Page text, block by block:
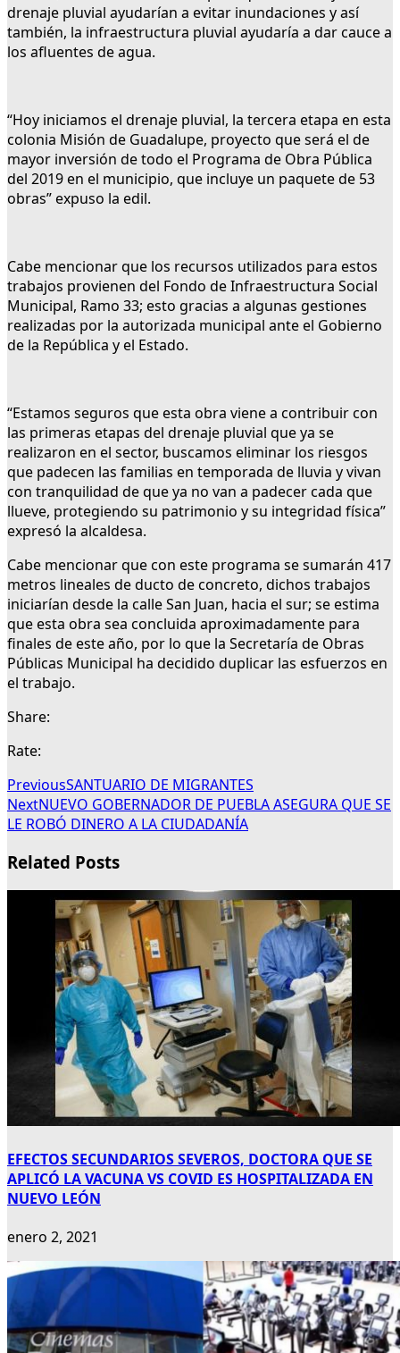
drenaje pluvial ayudarían a evitar inundaciones y así
también, la infraestructura pluvial ayudaría a dar cauce a
los afluentes de agua.
“Hoy iniciamos el drenaje pluvial, la tercera etapa en esta
colonia Misión de Guadalupe, proyecto que será el de
mayor inversión de todo el Programa de Obra Pública
del 2019 en el municipio, que incluye un paquete de 53
obras” expuso la edil.
Cabe mencionar que los recursos utilizados para estos
trabajos provienen del Fondo de Infraestructura Social
Municipal, Ramo 33; esto gracias a algunas gestiones
realizadas por la autorizada municipal ante el Gobierno
de la República y el Estado.
“Estamos seguros que esta obra viene a contribuir con
las primeras etapas del drenaje pluvial que ya se
realizaron en el sector, buscamos eliminar los riesgos
que padecen las familias en temporada de lluvia y vivan
con tranquilidad de que ya no van a padecer cada que
llueve, protegiendo su patrimonio y su integridad física”
expresó la alcaldesa.
Cabe mencionar que con este programa se sumarán 417
metros lineales de ducto de concreto, dichos trabajos
iniciarían desde la calle San Juan, hacia el sur; se estima
que esta obra sea concluida aproximadamente para
finales de este año, por lo que la Secretaría de Obras
Públicas Municipal ha decidido duplicar las esfuerzos en
el trabajo.
Share:
Rate:
PreviousSANTUARIO DE MIGRANTES
NextNUEVO GOBERNADOR DE PUEBLA ASEGURA QUE SE
LE ROBÓ DINERO A LA CIUDADANÍA
Related Posts
EFECTOS SECUNDARIOS SEVEROS, DOCTORA QUE SE
APLICÓ LA VACUNA VS COVID ES HOSPITALIZADA EN
NUEVO LEÓN
enero 2, 2021